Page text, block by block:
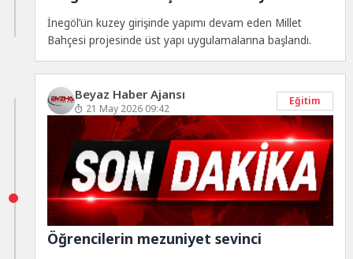
İnegöl’ün kuzey girişinde yapımı devam eden Millet
Bahçesi projesinde üst yapı uygulamalarına başlandı.
Beyaz Haber Ajansı
21 May 2026 09:42
Eğitim
Öğrencilerin mezuniyet sevinci